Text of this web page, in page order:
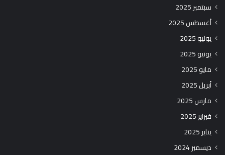
سبتمبر 2025
أغسطس 2025
يوليو 2025
يونيو 2025
مايو 2025
أبريل 2025
مارس 2025
فبراير 2025
يناير 2025
ديسمبر 2024